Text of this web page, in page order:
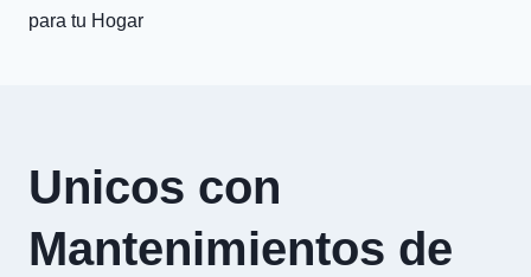
entradas
para tu Hogar
Unicos con
Mantenimientos de